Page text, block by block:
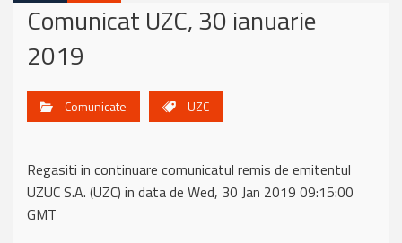
Comunicat UZC, 30 ianuarie
2019
Comunicate UZC
Regasiti in continuare comunicatul remis de emitentul
UZUC S.A. (UZC) in data de Wed, 30 Jan 2019 09:15:00
GMT